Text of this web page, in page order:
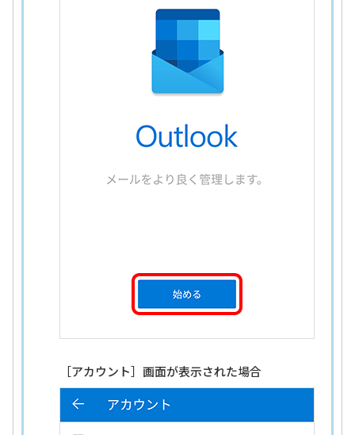
［アカウント］画面が表示された場合